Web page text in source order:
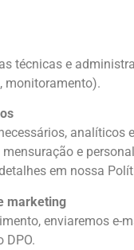
técnicas e
monitoramento).
analíticos
e
em nossa
marketing
enviaremos e-
DPO.